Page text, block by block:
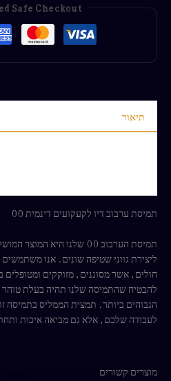
Safe Checkout
תיאור
תמיסת ערבוב דיו לקעקועים דינמית 00
תמיסת הערבוב 00 שלנו היא
ליצירת גווני שטיפה שונים. אנו
להבטיח שהתמיסה שלנו תהיה בעלת טוהר
הגבוהים ביותר. תמצית הממליס בתמיסה
לעבודה שלכם, אלא גם מביאה איכות
מוצרים קשורים